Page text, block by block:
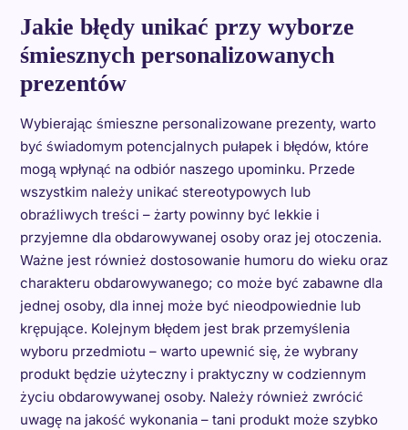
Jakie błędy unikać przy wyborze
śmiesznych personalizowanych
prezentów
Wybierając śmieszne personalizowane prezenty, warto
być świadomym potencjalnych pułapek i błędów, które
mogą wpłynąć na odbiór naszego upominku. Przede
wszystkim należy unikać stereotypowych lub
obraźliwych treści – żarty powinny być lekkie i
przyjemne dla obdarowywanej osoby oraz jej otoczenia.
Ważne jest również dostosowanie humoru do wieku oraz
charakteru obdarowywanego; co może być zabawne dla
jednej osoby, dla innej może być nieodpowiednie lub
krępujące. Kolejnym błędem jest brak przemyślenia
wyboru przedmiotu – warto upewnić się, że wybrany
produkt będzie użyteczny i praktyczny w codziennym
życiu obdarowywanej osoby. Należy również zwrócić
uwagę na jakość wykonania – tani produkt może szybko